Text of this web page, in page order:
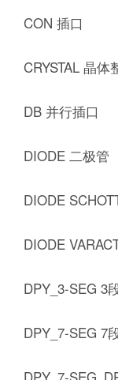
CON 插口
CRYSTAL 晶体
DB 并行插口
DIODE 二极管
DIODE
DIODE
DPY_3-SEG 3
DPY_7-SEG 7